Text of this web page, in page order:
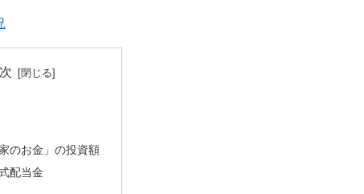
のお金」の投資額
配当金